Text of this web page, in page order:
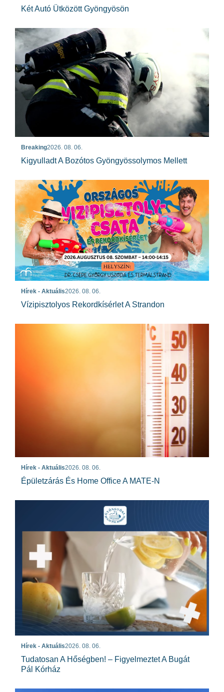
Két Autó Ütközött Gyöngyösön
Breaking2026. 08. 06.
Kigyulladt A Bozótos Gyöngyössolymos Mellett
Hírek - Aktuális2026. 08. 06.
Vízipisztolyos Rekordkísérlet A Strandon
Hírek - Aktuális2026. 08. 06.
Épületzárás És Home Office A MATE-N
Hírek - Aktuális2026. 08. 06.
Tudatosan A Hőségben! – Figyelmeztet A Bugát
Pál Kórház